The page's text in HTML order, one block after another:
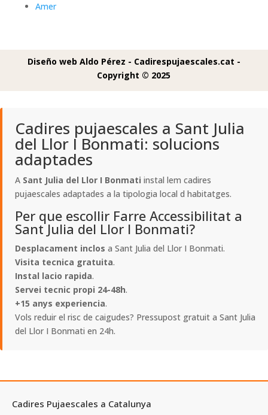
Amer
Diseño web Aldo Pérez - Cadirespujaescales.cat -
Copyright © 2025
Cadires pujaescales a Sant Julia
del Llor I Bonmati: solucions
adaptades
A Sant Julia del Llor I Bonmati instal lem cadires
pujaescales adaptades a la tipologia local d habitatges.
Per que escollir Farre Accessibilitat a
Sant Julia del Llor I Bonmati?
Desplacament inclos a Sant Julia del Llor I Bonmati.
Visita tecnica gratuita.
Instal lacio rapida.
Servei tecnic propi 24-48h.
+15 anys experiencia.
Vols reduir el risc de caigudes? Pressupost gratuit a Sant Julia
del Llor I Bonmati en 24h.
Cadires Pujaescales a Catalunya